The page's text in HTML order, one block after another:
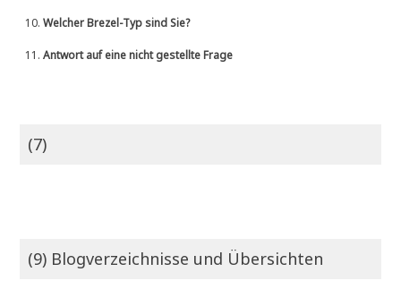
10.Welcher Brezel-Typ sind Sie?
11.Antwort auf eine nicht gestellte Frage
(7)
(9) Blogverzeichnisse und Übersichten